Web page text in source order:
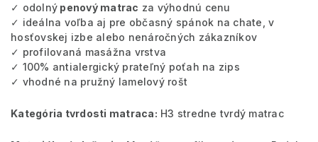
✓ odolný penový matrac za výhodnú cenu
✓ ideálna voľba aj pre občasný spánok na chate, v
hosťovskej izbe alebo nenáročných zákazníkov
✓ profilovaná masážna vrstva
✓ 100% antialergický prateľný poťah na zips
✓ vhodné na pružný lamelový rošt
Kategória tvrdosti matraca: H3 stredne tvrdý matrac